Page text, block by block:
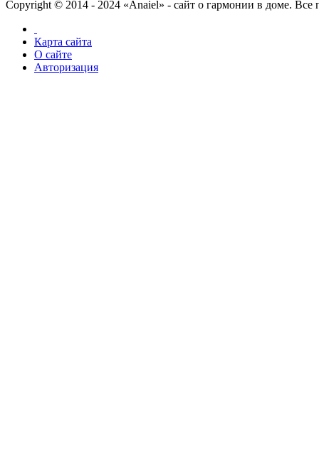
Copyright © 2014 - 2024 «Anaiel» - сайт о гармонии в доме.
Карта сайта
О сайте
Авторизация